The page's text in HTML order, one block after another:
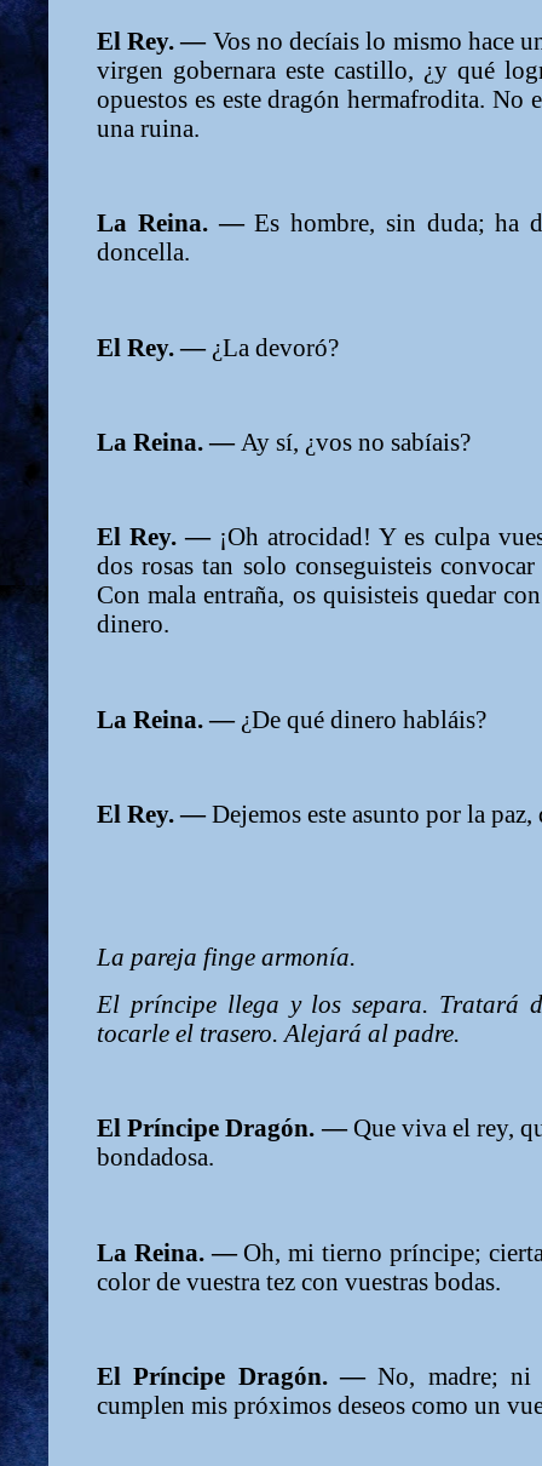
El Rey. — Vos no decíais lo mismo hace
virgen gobernara este castillo, ¿y qué
opuestos es este dragón hermafrodita. No
una ruina.
La Reina. —Es hombre, sin duda; ha
doncella.
El Rey. — ¿La devoró?
La Reina. — Ay sí, ¿vos no sabíais?
El Rey. — ¡Oh atrocidad! Y es culpa
dos rosas tan solo conseguisteis
Con mala entraña, os quisisteis quedar
dinero.
La Reina. — ¿De qué dinero habláis?
El Rey. —Dejemos este asunto por la
La pareja finge armonía.
El príncipe llega y los separa. Tratará
tocarle el trasero. Alejará al padre.
El Príncipe Dragón. —Que viva el rey,
bondadosa.
La Reina. —Oh, mi tierno príncipe;
color de vuestra tez con vuestras bodas.
El Príncipe Dragón. —No, madre; ni
cumplen mis próximos deseos como un